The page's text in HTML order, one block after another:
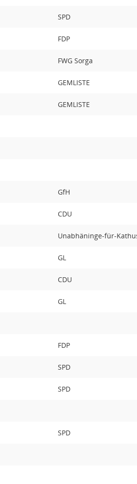
SPD
FDP
FWG Sorga
GEMLISTE
GEMLISTE
GfH
CDU
Unabhäninge-für-
GL
CDU
GL
FDP
SPD
SPD
SPD